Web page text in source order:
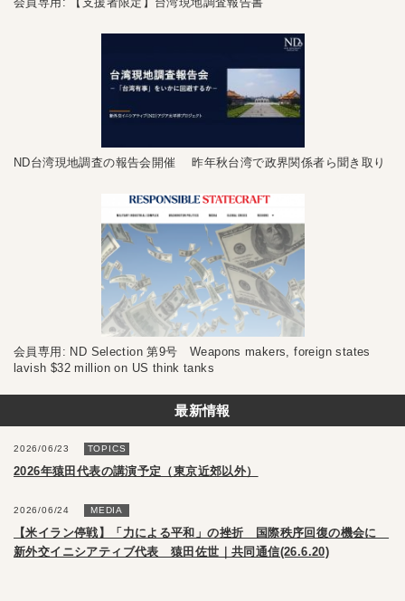
ND台湾現地調査の報告会開催 昨年秋台湾で政界関係者ら聞き取り
会員専用: ND Selection 第9号 Weapons makers, foreign states
lavish $32 million on US think tanks
最新情報
2026/06/23 TOPICS
2026年猿田代表の講演予定（東京近郊以外）
2026/06/24 MEDIA
【米イラン停戦】「力による平和」の挫折 国際秩序回復の機会に
新外交イニシアティブ代表 猿田佐世｜共同通信(26.6.20)